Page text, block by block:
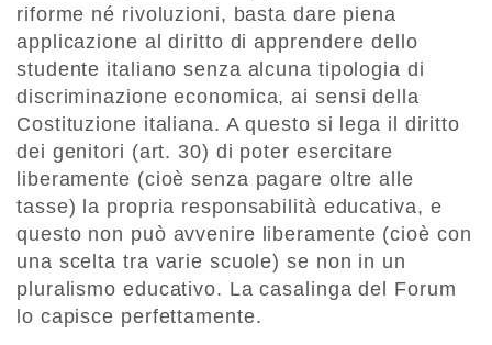
riforme né rivoluzioni, basta dare piena
applicazione al diritto di apprendere dello
studente italiano senza alcuna tipologia di
discriminazione economica, ai sensi della
Costituzione italiana. A questo si lega il diritto
dei genitori (art. 30) di poter esercitare
liberamente (cioè senza pagare oltre alle
tasse) la propria responsabilità educativa, e
questo non può avvenire liberamente (cioè con
una scelta tra varie scuole) se non in un
pluralismo educativo. La casalinga del Forum
lo capisce perfettamente.